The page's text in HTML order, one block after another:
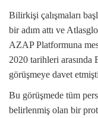
Bilirkişi çalışmaları
bir adım attı ve
AZAP Platformuna
2020 tarihleri
görüşmeye davet
Bu görüşmede tüm
belirlenmiş olan bir